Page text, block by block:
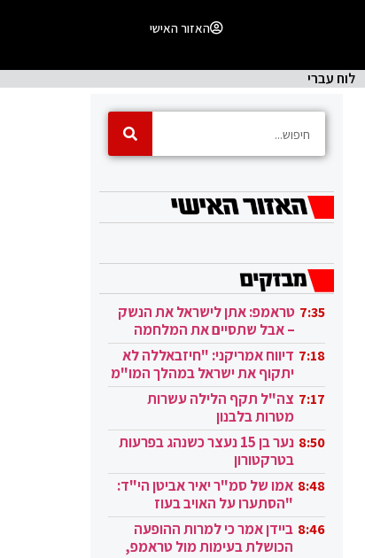
האזור האישי
לוח עברי
7:35 טראמפ: אתן לישראל את הנשק
– אבל שתסיים את המלחמה
בעזה 7:18 דיווח אמריקני: "חיזבאללה לא
יתקוף את ישראל במהלך המו"מ
בקטאר" 7:17 צה"ל תקף הלילה עשרות
מטרות בלבנון
8:50
נער בן 15 נעצר כשנהג בפרעות
בטרקטורון
8:48 אמו של סמ"ר יאיר אביטן הי"ד:
"הסתערו על האויב בעוז
ובגבורה" 8:46 ביידן אמר כי למרות ההופעה
הכושלת בעימות מול טראמפ,